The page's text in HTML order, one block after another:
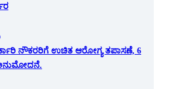
ನೌಕರರಿಗೆ ಉಚಿತ ಆರೋಗ್ಯ ತಪಾಸಣೆ, 6